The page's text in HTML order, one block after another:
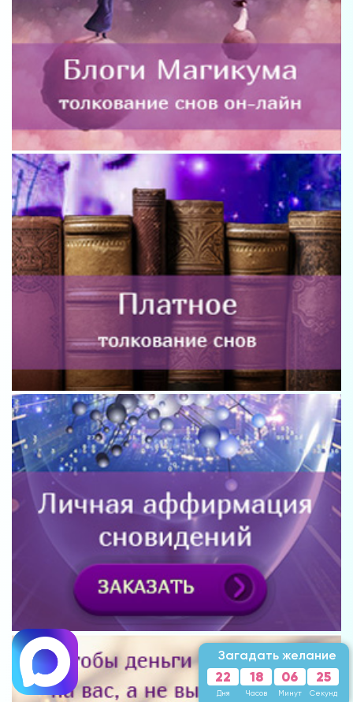
Загадать желание
22
Дня
18
Часов
06
Минут
23
Секунды